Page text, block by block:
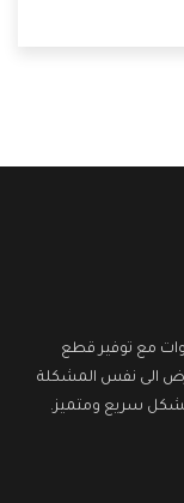
مع توفير قطع
الى نفس المشكلة
بشكل سريع ومتميز.